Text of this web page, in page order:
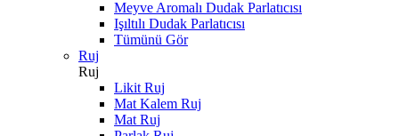
Meyve Aromalı Dudak Parlatıcısı
Işıltılı Dudak Parlatıcısı
Tümünü Gör
Ruj
Ruj
Likit Ruj
Mat Kalem Ruj
Mat Ruj